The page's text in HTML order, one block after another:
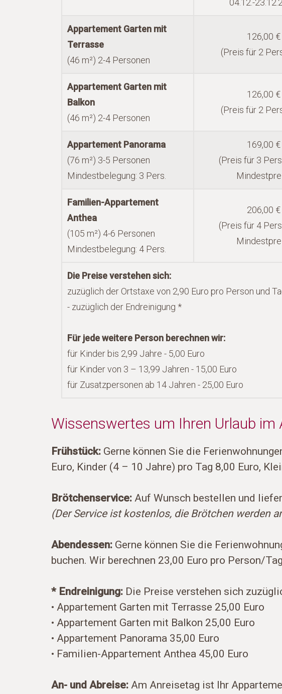
04.12.-
Appartement Garten mit
Terrasse
(46 m²) 2-4 Personen
126,00 €
(Preis für 2
Appartement Garten mit
Balkon
(46 m²) 2-4 Personen
126,00 €
(Preis für 2
Appartement Panorama
(76 m²) 3-5 Personen
Mindestbelegung: 3 Pers.
169,00 €
(Preis für 3
Familien-Appartement
Anthea
(105 m²) 4-6 Personen
Mindestbelegung: 4 Pers.
206,00 €
(Preis für 4
Die Preise verstehen sich:
zuzüglich der Ortstaxe von 2,90 Euro pro Person und
- zuzüglich der Endreinigung *
Für jede weitere Person berechnen wir:
für Kinder bis 2,99 Jahre - 5,00 Euro
für Kinder von 3 – 13,99 Jahren - 15,00 Euro
für Zusatzpersonen ab 14 Jahren - 25,00 Euro
Wissenswertes um Ihren Urlaub im
Frühstück: Gerne können Sie die
Euro, Kinder (4 – 10 Jahre) pro Tag 8,00 Euro,
Brötchenservice: Auf Wunsch bestellen und
(Der Service ist kostenlos, die Brötchen werden
Abendessen: Gerne können Sie die
buchen. Wir berechnen 23,00 Euro pro Person/
* Endreinigung: Die Preise verstehen sich
• Appartement Garten mit Terrasse 25,00 Euro
• Appartement Garten mit Balkon 25,00 Euro
• Appartement Panorama 35,00 Euro
• Familien-Appartement Anthea 45,00 Euro
An- und Abreise: Am Anreisetag ist Ihr